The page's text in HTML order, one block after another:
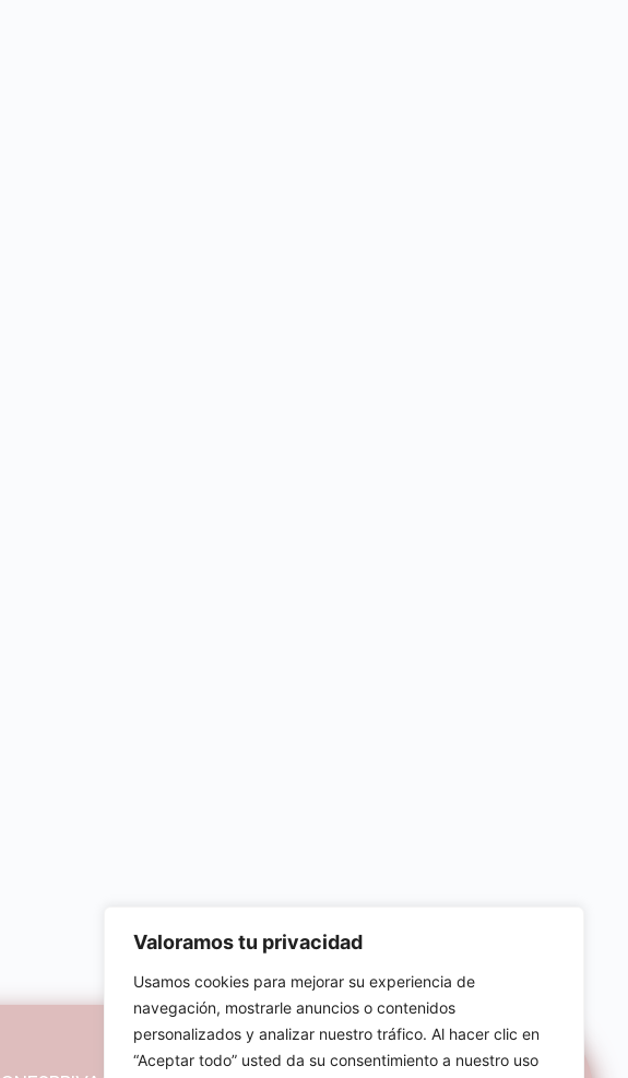
Valoramos tu privacidad
Usamos cookies para mejorar su experiencia de
navegación, mostrarle anuncios o contenidos
personalizados y analizar nuestro tráfico. Al hacer clic en
“Aceptar todo” usted da su consentimiento a nuestro uso